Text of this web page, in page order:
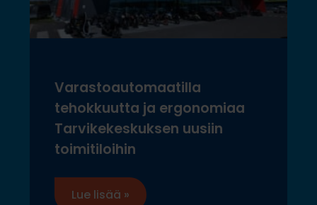
Varastoautomaatilla
tehokkuutta ja ergonomiaa
Tarvikekeskuksen uusiin
toimitiloihin
Lue lisää »